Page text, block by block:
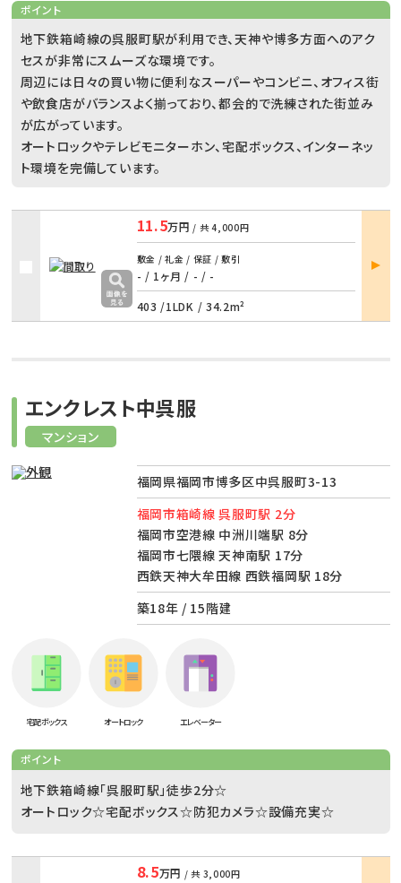
ポイント
地下鉄箱崎線の呉服町駅が利用でき、天神や博多方面へのアク
セスが非常にスムーズな環境です。
周辺には日々の買い物に便利なスーパーやコンビニ、オフィス街
や飲食店がバランスよく揃っており、都会的で洗練された街並み
が広がっています。
オートロックやテレビモニターホン、宅配ボックス、インターネッ
ト環境を完備しています。
11.5万円 / 共4,000円
敷金 / 礼金 / 保証 / 敷引
- / 1ヶ月 / - / -
403 /1LDK / 34.2m²
部屋
詳細
マンション
エンクレスト中呉服
福岡県福岡市博多区中呉服町3-13
福岡市箱崎線 呉服町駅 2分
福岡市空港線 中洲川端駅 8分
福岡市七隈線 天神南駅 17分
西鉄天神大牟田線 西鉄福岡駅 18分
築18年 / 15階建
宅配ボックス オートロック エレベーター
ポイント
地下鉄箱崎線「呉服町駅」徒歩2分☆
オートロック☆宅配ボックス☆防犯カメラ☆設備充実☆
8.5万円 / 共 3,000円